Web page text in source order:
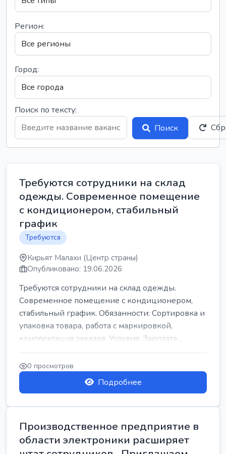
Регион:
Город:
Поиск по тексту:
Поиск
Требуются сотрудники на склад
одежды. Современное помещение
с кондиционером, стабильный
график
Требуются
Кирьят Малахи (Центр страны)
Опубликовано: 19.06.2026
Требуются сотрудники на склад одежды.
Современное помещение с кондиционером,
стабильный график. Обязанности: Сортировка и
упаковка товара, работа с маркировкой,
комплектация заказов. Условия: Зарплата...
0 просмотров
Подробнее
Производственное предприятие в
области электроники расширяет